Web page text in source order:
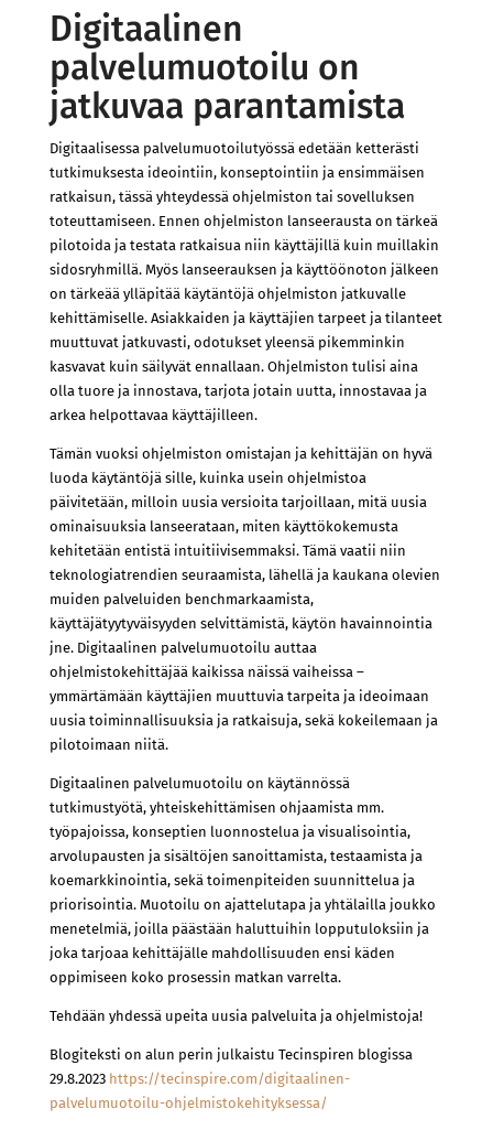
Digitaalinen
palvelumuotoilu on
jatkuvaa parantamista
Digitaalisessa palvelumuotoilutyössä edetään ketterästi
tutkimuksesta ideointiin, konseptointiin ja ensimmäisen
ratkaisun, tässä yhteydessä ohjelmiston tai sovelluksen
toteuttamiseen. Ennen ohjelmiston lanseerausta on tärkeä
pilotoida ja testata ratkaisua niin käyttäjillä kuin muillakin
sidosryhmillä. Myös lanseerauksen ja käyttöönoton jälkeen
on tärkeää ylläpitää käytäntöjä ohjelmiston jatkuvalle
kehittämiselle. Asiakkaiden ja käyttäjien tarpeet ja tilanteet
muuttuvat jatkuvasti, odotukset yleensä pikemminkin
kasvavat kuin säilyvät ennallaan. Ohjelmiston tulisi aina
olla tuore ja innostava, tarjota jotain uutta, innostavaa ja
arkea helpottavaa käyttäjilleen.
Tämän vuoksi ohjelmiston omistajan ja kehittäjän on hyvä
luoda käytäntöjä sille, kuinka usein ohjelmistoa
päivitetään, milloin uusia versioita tarjoillaan, mitä uusia
ominaisuuksia lanseerataan, miten käyttökokemusta
kehitetään entistä intuitiivisemmaksi. Tämä vaatii niin
teknologiatrendien seuraamista, lähellä ja kaukana olevien
muiden palveluiden benchmarkaamista,
käyttäjätyytyväisyyden selvittämistä, käytön havainnointia
jne. Digitaalinen palvelumuotoilu auttaa
ohjelmistokehittäjää kaikissa näissä vaiheissa –
ymmärtämään käyttäjien muuttuvia tarpeita ja ideoimaan
uusia toiminnallisuuksia ja ratkaisuja, sekä kokeilemaan ja
pilotoimaan niitä.
Digitaalinen palvelumuotoilu on käytännössä
tutkimustyötä, yhteiskehittämisen ohjaamista mm.
työpajoissa, konseptien luonnostelua ja visualisointia,
arvolupausten ja sisältöjen sanoittamista, testaamista ja
koemarkkinointia, sekä toimenpiteiden suunnittelua ja
priorisointia. Muotoilu on ajattelutapa ja yhtälailla joukko
menetelmiä, joilla päästään haluttuihin lopputuloksiin ja
joka tarjoaa kehittäjälle mahdollisuuden ensi käden
oppimiseen koko prosessin matkan varrelta.
Tehdään yhdessä upeita uusia palveluita ja ohjelmistoja!
Blogiteksti on alun perin julkaistu Tecinspiren blogissa
29.8.2023 https://tecinspire.com/digitaalinen-
palvelumuotoilu-ohjelmistokehityksessa/